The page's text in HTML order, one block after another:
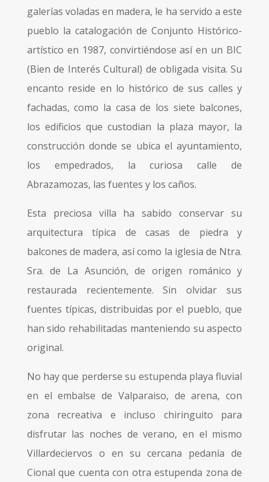
galerías voladas en madera, le ha servido a este
pueblo la catalogación de Conjunto Histórico-
artístico en 1987, convirtiéndose así en un BIC
(Bien de Interés Cultural) de obligada visita. Su
encanto reside en lo histórico de sus calles y
fachadas, como la casa de los siete balcones,
los edificios que custodian la plaza mayor, la
construcción donde se ubica el ayuntamiento,
los empedrados, la curiosa calle de
Abrazamozas, las fuentes y los caños.
Esta preciosa villa ha sabido conservar su
arquitectura típica de casas de piedra y
balcones de madera, así como la iglesia de Ntra.
Sra. de La Asunción, de origen románico y
restaurada recientemente. Sin olvidar sus
fuentes típicas, distribuidas por el pueblo, que
han sido rehabilitadas manteniendo su aspecto
original.
No hay que perderse su estupenda playa fluvial
en el embalse de Valparaiso, de arena, con
zona recreativa e incluso chiringuito para
disfrutar las noches de verano, en el mismo
Villardeciervos o en su cercana pedanía de
Cional que cuenta con otra estupenda zona de